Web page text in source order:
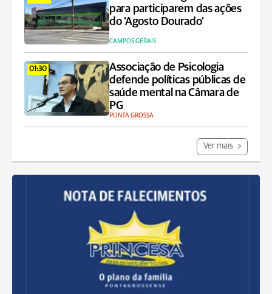
para participarem das ações
do ‘Agosto Dourado’
CAMPOS GERAIS
01:30
Associação de Psicologia
defende políticas públicas de
saúde mental na Câmara de
PG
PONTA GROSSA
Ver mais